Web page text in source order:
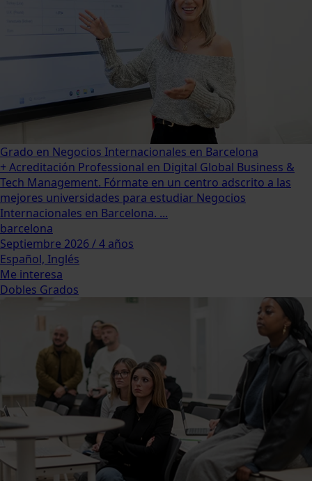
Grado en Negocios Internacionales en Barcelona
+ Acreditación Professional en Digital Global Business &
Tech Management. Fórmate en un centro adscrito a las
mejores universidades para estudiar Negocios
Internacionales en Barcelona. ...
barcelona
Septiembre 2026 / 4 años
Español, Inglés
Me interesa
Dobles Grados